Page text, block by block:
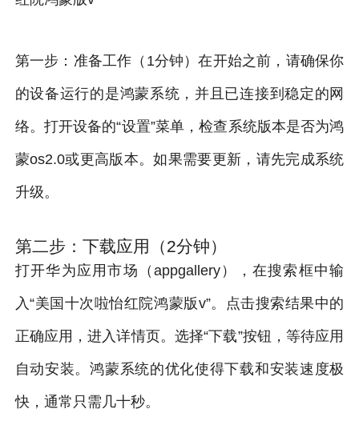
第一步：准备工作（1分钟）在开始之前，请确保你
的设备运行的是鸿蒙系统，并且已连接到稳定的网
络。打开设备的“设置”菜单，检查系统版本是否为鸿
蒙os2.0或更高版本。如果需要更新，请先完成系统
升级。
第二步：下载应用（2分钟）
打开华为应用市场（appgallery），在搜索框中输
入“美国十次啦怡红院鸿蒙版v”。点击搜索结果中的
正确应用，进入详情页。选择“下载”按钮，等待应用
自动安装。鸿蒙系统的优化使得下载和安装速度极
快，通常只需几十秒。